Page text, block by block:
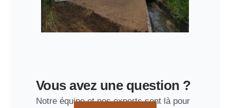
Vous avez une question ?
Notre équipe et nos experts sont là pour